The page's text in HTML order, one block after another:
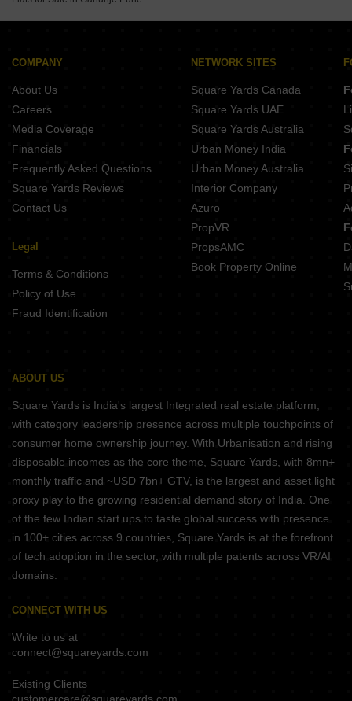
2 BHK Builder Floor for Sale in Manjari Pune
COMPANY
About Us
Careers
Media Coverage
Financials
Frequently Asked Questions
Square Yards Reviews
Contact Us
Legal
Terms & Conditions
Policy of Use
Fraud Identification
NETWORK SITES
Square Yards Canada
Square Yards UAE
Square Yards Australia
Urban Money India
Urban Money Australia
Interior Company
Azuro
PropVR
PropsAMC
Book Property Online
ABOUT US
Square Yards is India's largest Integrated real estate platform,
with category leadership presence across multiple touchpoints of
consumer home ownership journey. With Urbanisation and rising
disposable incomes as the core theme, Square Yards, with 8mn+
monthly traffic and ~USD 7bn+ GTV, is the largest and asset light
proxy play to the growing residential demand story of India. One
of the few Indian start ups to taste global success with presence
in 100+ cities across 9 countries, Square Yards is at the forefront
of tech adoption in the sector, with multiple patents across VR/AI
domains.
CONNECT WITH US
Write to us at
connect@squareyards.com
Existing Clients